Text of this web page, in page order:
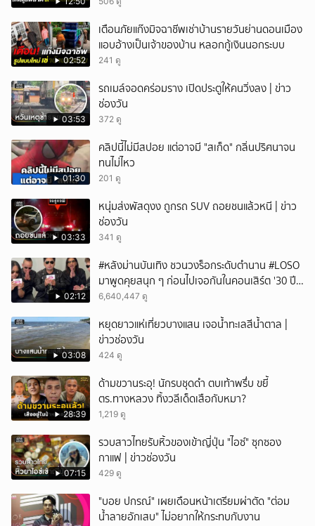
02:52
เตือนภัยแก๊งมิจฉาชีพเช่าบ้านรายวันย่านดอนเมือง
แอบอ้างเป็นเจ้าของบ้าน หลอกกู้เงินนอกระบบ
241 ดู
03:53
รถเมล์จอดคร่อมราง เปิดประตูให้คนวิ่งลง | ข่าว
ช่องวัน
372 ดู
01:30
คลิปนี้ไม่มีสปอย แต่อาจมี "สเก็ด" กลิ่นปริศนาจน
ทนไม่ไหว
201 ดู
03:33
หนุ่มส่งพัสดุงง ถูกรถ SUV ถอยชนแล้วหนี | ข่าว
ช่องวัน
341 ดู
02:12
#หลังม่านบันเทิง ชวนวงร็อกระดับตำนาน #LOSO
มาพูดคุยสนุก ๆ ก่อนไปเจอกันในคอนเสิร์ต '30 ปี
LOSO นานเท่าไรก็รอ'
6,640,447 ดู
03:08
หยุดยาวแห่เที่ยวบางแสน เจอน้ำทะเลสีน้ำตาล |
ข่าวช่องวัน
424 ดู
28:39
ด้ามขวานระอุ! นักรบชุดดำ ตบเท้าพรึ่บ ขยี้
ตร.ทางหลวง ทิ้งวลีเด็ดเสือกับหมา?
1,219 ดู
07:15
รวบสาวไทยรับหิ้วของเข้าญี่ปุ่น "ไอซ์" ซุกซอง
กาแฟ | ข่าวช่องวัน
429 ดู
"บอย ปกรณ์" เผยเดือนหน้าเตรียมผ่าตัด "ต่อม
น้ำลายอักเสบ" ไม่อยากให้กระทบกับงาน